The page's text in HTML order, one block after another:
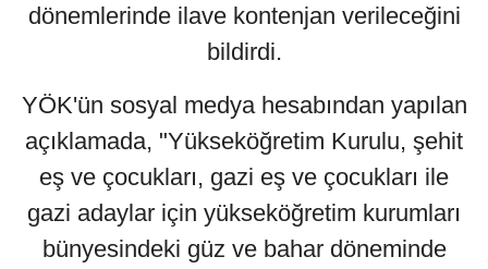
dönemlerinde ilave kontenjan verileceğini
bildirdi.
YÖK'ün sosyal medya hesabından yapılan
açıklamada, "Yükseköğretim Kurulu, şehit
eş ve çocukları, gazi eş ve çocukları ile
gazi adaylar için yükseköğretim kurumları
bünyesindeki güz ve bahar döneminde